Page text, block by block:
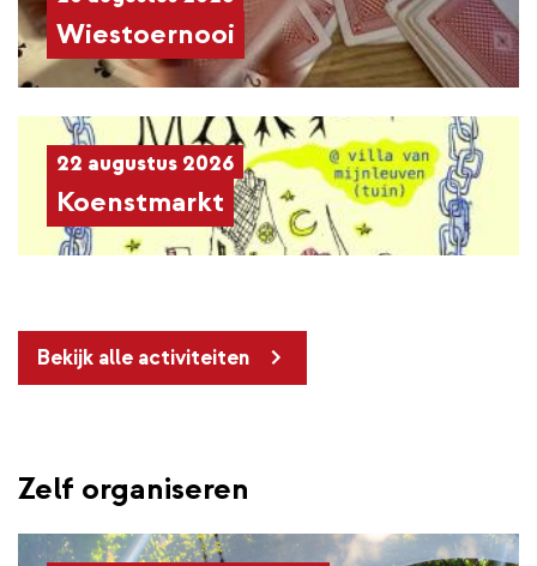
Wiestoernooi
22 augustus 2026
Koenstmarkt
Bekijk alle activiteiten
Zelf organiseren